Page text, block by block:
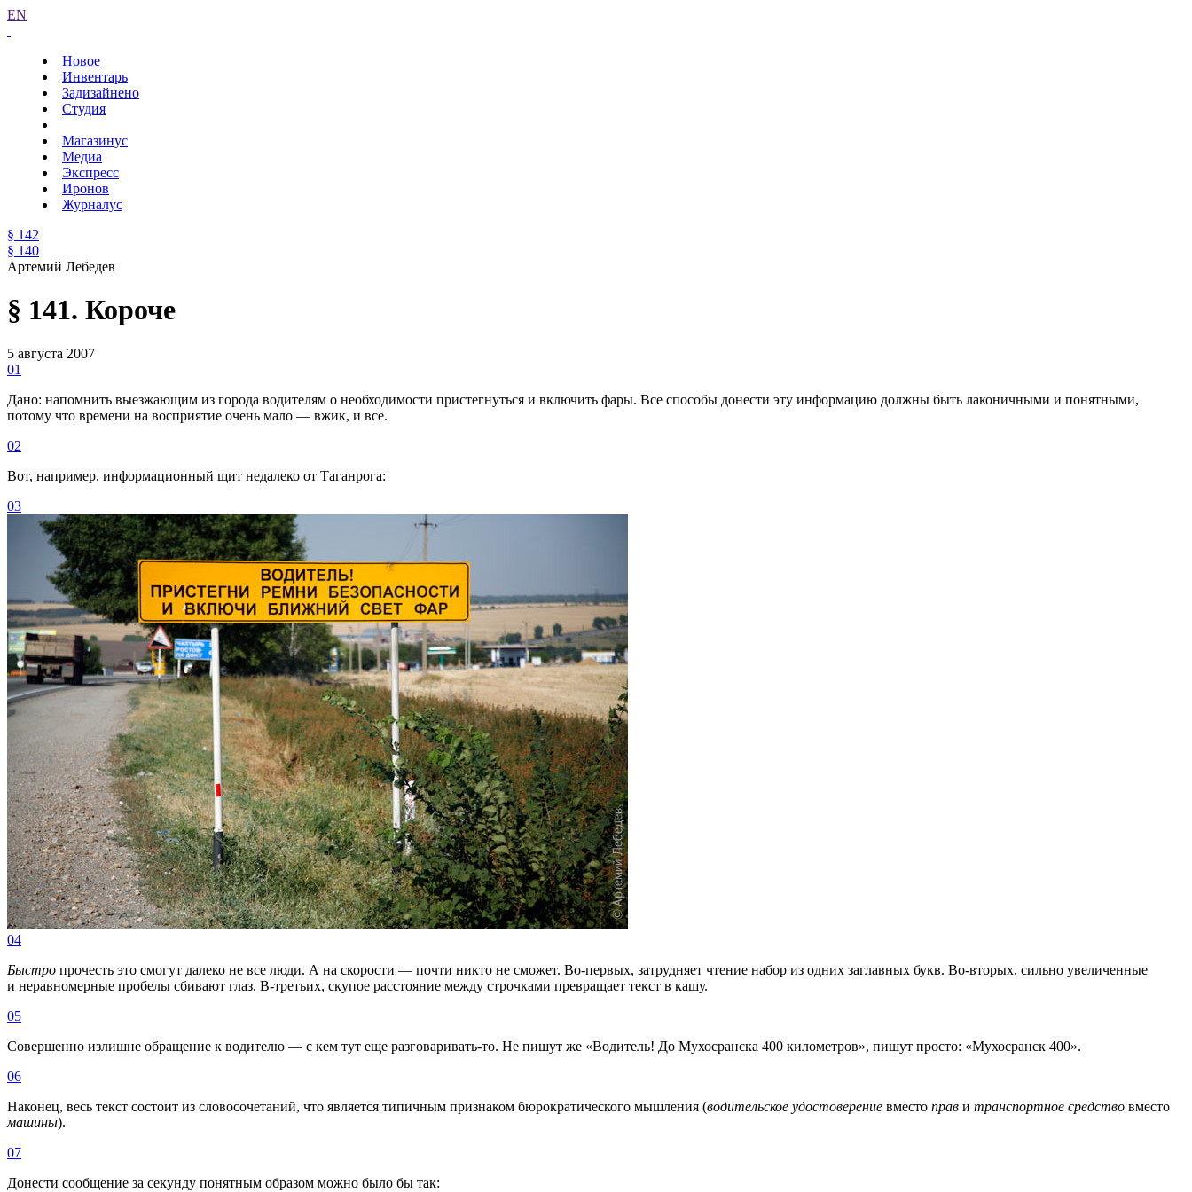
EN
Новое
Инвентарь
Задизайнено
Студия
Магазинус
Медиа
Экспресс
Иронов
Журналус
§ 142
§ 140
Артемий Лебедев
§ 141. Короче
5 августа 2007
01
Дано: напомнить выезжающим из города водителям о необходимости пристегнуться и включить фары. Все способы донести эту информацию должны быть лаконичными и понятными,
потому что времени на восприятие очень мало — вжик, и все.
02
Вот, например, информационный щит недалеко от Таганрога:
03
04
Быстро прочесть это смогут далеко не все люди. А на скорости — почти никто не сможет. Во-первых, затрудняет чтение набор из одних заглавных букв. Во-вторых, сильно увеличенные
и неравномерные пробелы сбивают глаз. В-третьих, скупое расстояние между строчками превращает текст в кашу.
05
Совершенно излишне обращение к водителю — с кем тут еще разговаривать-то. Не пишут же «Водитель! До Мухосранска 400 километров», пишут просто: «Мухосранск 400».
06
Наконец, весь текст состоит из словосочетаний, что является типичным признаком бюрократического мышления (водительское удостоверение вместо прав и транспортное средство вместо
машины).
07
Донести сообщение за секунду понятным образом можно было бы так: